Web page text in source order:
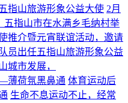
指山旅游形象公益大使 2月
五指山市在水满乡毛纳村举
推介暨元宵联谊活动，邀请
员出任五指山旅游形象公益
城市发展，
体育运动后
生命不息运动不止，经常